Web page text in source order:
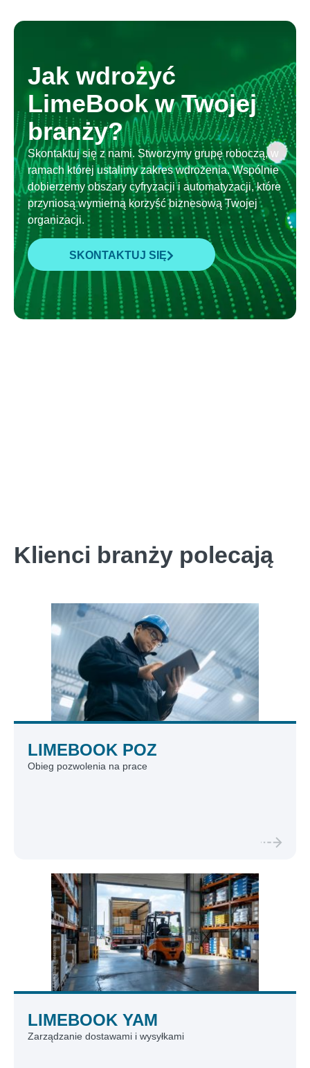
Jak wdrożyć
LimeBook w Twojej
branży?
Skontaktuj się z nami. Stworzymy grupę roboczą, w
ramach której ustalimy zakres wdrożenia. Wspólnie
dobierzemy obszary cyfryzacji i automatyzacji, które
przyniosą wymierną korzyść biznesową Twojej
organizacji.
SKONTAKTUJ SIĘ
Klienci branży polecają
LIMEBOOK POZ
Obieg pozwolenia na prace
LIMEBOOK YAM
Zarządzanie dostawami i wysyłkami